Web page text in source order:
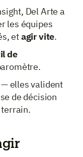
Del Arte a
les équipes
etagir vite.
de
— elles valident
de décision